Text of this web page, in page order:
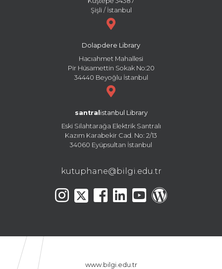
Şişli / İstanbul
Dolapdere Library
Hacıahmet Mahallesi
Pir Hüsamettin Sokak No:20
34440 Beyoğlu İstanbul
santral istanbul Library
Eski Silahtarağa Elektrik Santralı
Kazım Karabekir Cad. No: 2/13
34060 Eyüpsultan İstanbul
kutuphane@bilgi.edu.tr
www.bilgi.edu.tr